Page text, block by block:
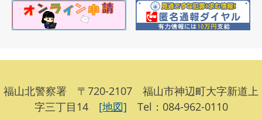
福山北警察署 〒720-2107 福山市神辺町大字新道上
字三丁目14 [地図] Tel：084-962-0110